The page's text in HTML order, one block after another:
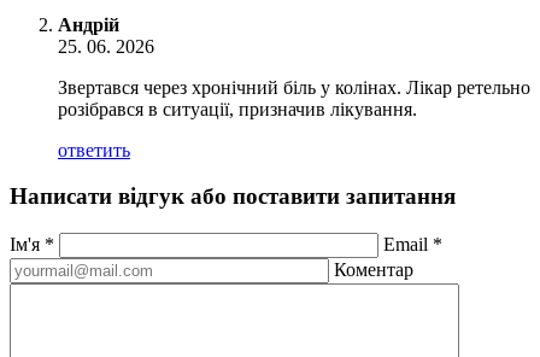
Андрій
25. 06. 2026
Звертався через хронічний біль у колінах. Лікар ретельно
розібрався в ситуації, призначив лікування.
ответить
Написати відгук або поставити запитання
Ім'я * Email *
Коментар